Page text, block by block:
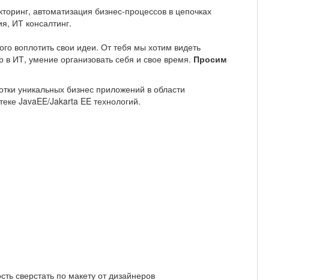
автоматизация бизнес-процессов в цепочках
ИТ консалтинг.
воплотить свои идеи. От тебя мы хотим видеть
в ИТ, умение организовать себя и свое время. Просим
уникальных бизнес приложений в области
JavaEE/Jakarta EE технологий.
сверстать по макету от дизайнеров